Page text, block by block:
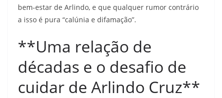
bem-estar de Arlindo, e que qualquer rumor contrário
a isso é pura “calúnia e difamação”.
**Uma relação de
décadas e o desafio de
cuidar de Arlindo Cruz**